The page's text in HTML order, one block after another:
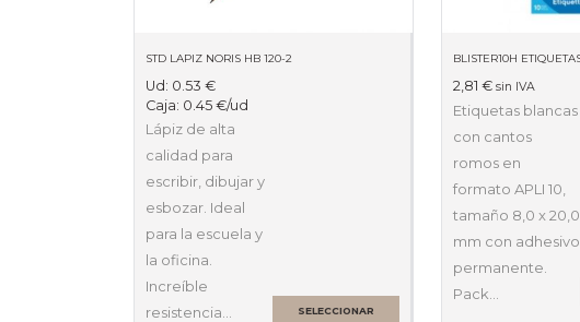
STD LAPIZ NORIS HB 120-2
Ud: 0.53 €
Caja: 0.45 €/ud
Lápiz de alta
calidad para
escribir, dibujar y
esbozar. Ideal
para la escuela y
la oficina.
Increíble
resistencia…
SELECCIONAR
2,81€ sin IVA
Etiquetas blancas
con cantos
romos en
formato APLI 10,
tamaño 8,0 x 20,0
mm con adhesivo
permanente.
Pack…